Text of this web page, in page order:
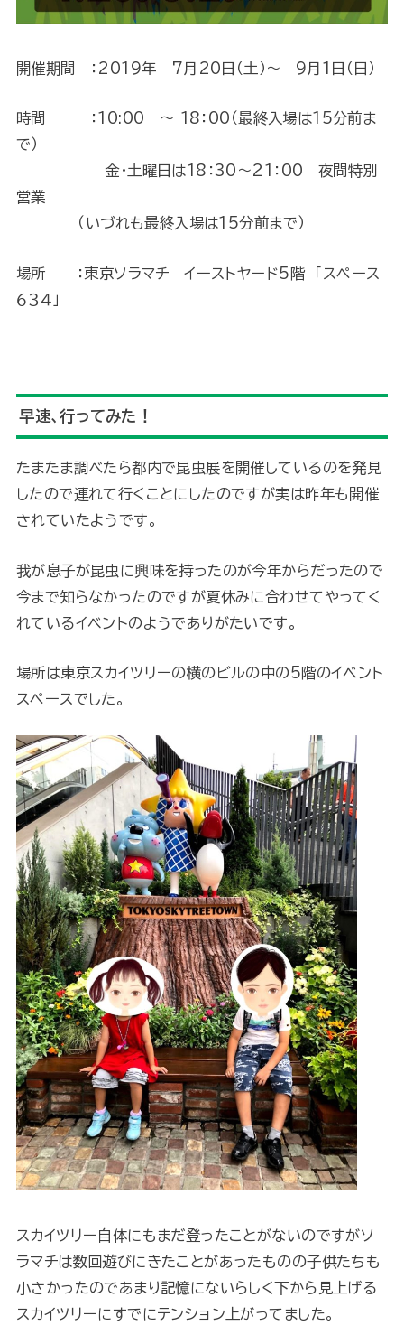
開催期間 ：2019年 7月20日（土）〜 9月1日（日）
時間 ：10:00 〜 18：00（最終入場は15分前ま
で）
金・土曜日は18：30〜21：00 夜間特別
営業
（いづれも最終入場は15分前まで）
場所 ：東京ソラマチ イーストヤード5階 「スペース
６３４」
早速、行ってみた！
たまたま調べたら都内で昆虫展を開催しているのを発見
したので連れて行くことにしたのですが実は昨年も開催
されていたようです。
我が息子が昆虫に興味を持ったのが今年からだったので
今まで知らなかったのですが夏休みに合わせてやってく
れているイベントのようでありがたいです。
場所は東京スカイツリーの横のビルの中の5階のイベント
スペースでした。
スカイツリー自体にもまだ登ったことがないのですがソ
ラマチは数回遊びにきたことがあったものの子供たちも
小さかったのであまり記憶にないらしく下から見上げる
スカイツリーにすでにテンション上がってました。